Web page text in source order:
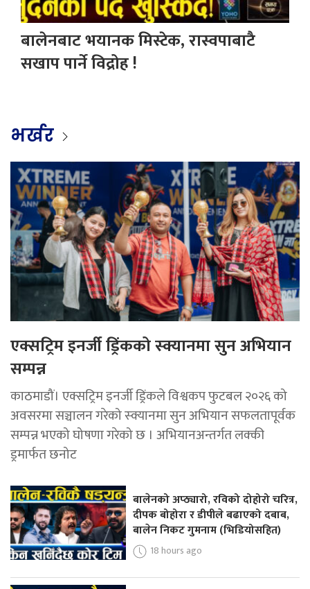
बालेनबाट भयानक मिस्टेक, रास्वपाबाटै
सखाप पार्ने विद्रोह !
भर्खर
एक्सट्रिम इनर्जी ड्रिंकको स्क्यानमा सुन अभियान
सम्पन्न
काठमाडौं। एक्सट्रिम इनर्जी ड्रिंकले विश्वकप फुटबल २०२६ को
अवसरमा सञ्चालन गरेको स्क्यानमा सुन अभियान सफलतापूर्वक
सम्पन्न भएको घोषणा गरेको छ । अभियानअन्तर्गत लक्की
ड्रमार्फत छनोट
बालेनको अप्ठ्यारो, रविको दोहोरो चरित्र,
दीपक बोहोरा र डीपीले बढाएको दबाब,
बालेन निकट गुमनाम (भिडियोसहित)
18 hours ago